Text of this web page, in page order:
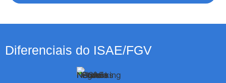
Diferenciais do ISAE/FGV